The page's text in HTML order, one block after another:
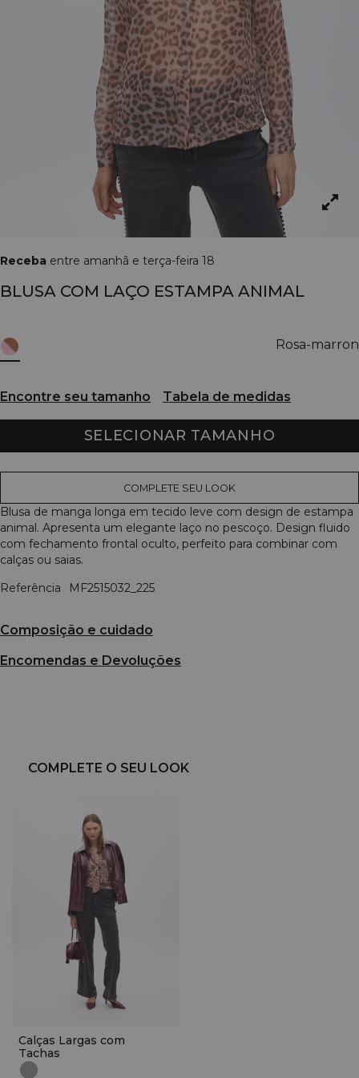
Receba entre amanhã e terça-feira 18
BLUSA COM LAÇO ESTAMPA ANIMAL
Rosa-marron
Encontre seu tamanho Tabela de medidas
SELECIONAR TAMANHO
COMPLETE SEU LOOK
Blusa de manga longa em tecido leve com design de estampa
animal. Apresenta um elegante laço no pescoço. Design fluido
com fechamento frontal oculto, perfeito para combinar com
calças ou saias.
Referência
MF2515032_225
Composição e cuidado
Encomendas e Devoluções
COMPLETE O SEU LOOK
Calças Largas com
Tachas